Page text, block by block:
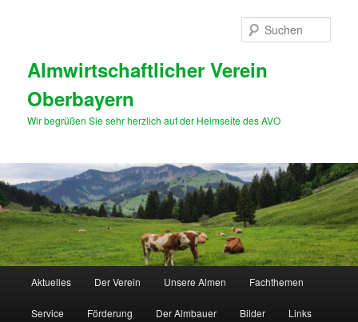
Almwirtschaftlicher Verein
Oberbayern
Wir begrüßen Sie sehr herzlich auf der Heimseite des AVO
Aktuelles Der Verein Unsere Almen Fachthemen
Service Förderung Der Almbauer Bilder Links